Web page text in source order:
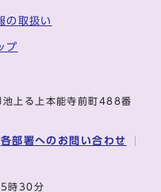
の取扱い
プ
上る上本能寺前町488番
各部署へのお問い合わせ
5時30分